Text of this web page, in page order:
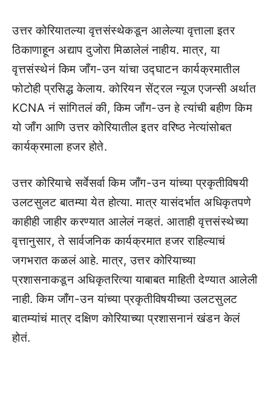
उत्तर कोरियातल्या वृत्तसंस्थेकडून आलेल्या वृत्ताला इतर
ठिकाणाहून अद्याप दुजोरा मिळालेलं नाहीय. मात्र, या
वृत्तसंस्थेनं किम जाँग-उन यांचा उद्घाटन कार्यक्रमातील
फोटोही प्रसिद्ध केलाय. कोरियन सेंट्रल न्यूज एजन्सी अर्थात
KCNA नं सांगितलं की, किम जाँग-उन हे त्यांची बहीण किम
यो जाँग आणि उत्तर कोरियातील इतर वरिष्ठ नेत्यांसोबत
कार्यक्रमाला हजर होते.
उत्तर कोरियाचे सर्वेसर्वा किम जाँग-उन यांच्या प्रकृतीविषयी
उलटसुलट बातम्या येत होत्या. मात्र यासंदर्भात अधिकृतपणे
काहीही जाहीर करण्यात आलेलं नव्हतं. आताही वृत्तसंस्थेच्या
वृत्तानुसार, ते सार्वजनिक कार्यक्रमात हजर राहिल्याचं
जगभरात कळलं आहे. मात्र, उत्तर कोरियाच्या
प्रशासनाकडून अधिकृतरित्या याबाबत माहिती देण्यात आलेली
नाही. किम जाँग-उन यांच्या प्रकृतीविषयीच्या उलटसुलट
बातम्यांचं मात्र दक्षिण कोरियाच्या प्रशासनानं खंडन केलं
होतं.